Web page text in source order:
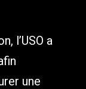
l’USO a
une